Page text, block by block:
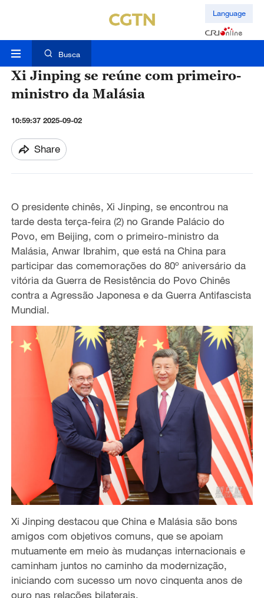
Language
Busca
Xi Jinping se reúne com primeiro-
ministro da Malásia
10:59:37 2025-09-02
Share
O presidente chinês, Xi Jinping, se encontrou na
tarde desta terça-feira (2) no Grande Palácio do
Povo, em Beijing, com o primeiro-ministro da
Malásia, Anwar Ibrahim, que está na China para
participar das comemorações do 80º aniversário da
vitória da Guerra de Resistência do Povo Chinês
contra a Agressão Japonesa e da Guerra Antifascista
Mundial.
Xi Jinping destacou que China e Malásia são bons
amigos com objetivos comuns, que se apoiam
mutuamente em meio às mudanças internacionais e
caminham juntos no caminho da modernização,
iniciando com sucesso um novo cinquenta anos de
ouro nas relações bilaterais.